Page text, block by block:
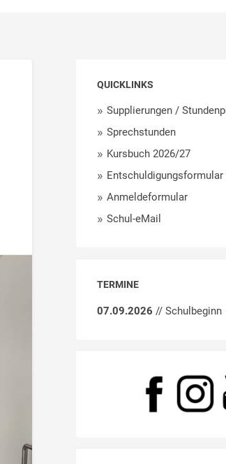
QUICKLINKS
Supplierungen /
Sprechstunden
Kursbuch 2026/27
Entschuldigungsformular
Anmeldeformular
Schul-eMail
TERMINE
07.09.2026 // Schulbeginn